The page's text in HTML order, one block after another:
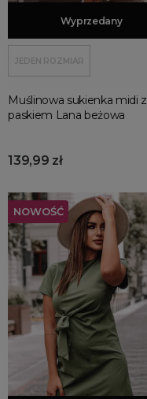
Dodaj do koszyka
Wyprzedany
JEDEN ROZMIAR
Muślinowa sukienka midi z
paskiem Lana beżowa
139,99 zł
NOWOŚĆ